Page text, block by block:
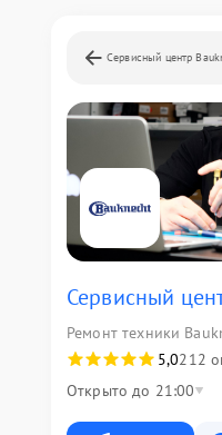
Сервисный центр
Сервисный
Ремонт техники
5,0212
Открыто до 21:00